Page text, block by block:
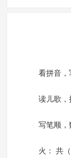
看拼音，
读儿歌
写笔顺，
火： 共